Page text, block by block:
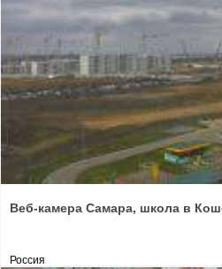
Веб-камера Самара, школа в
Россия